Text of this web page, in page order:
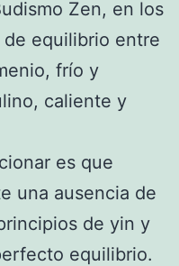
Zen, en los
equilibrio entre
frío y
caliente y
es que
una ausencia de
de yin y
equilibrio.